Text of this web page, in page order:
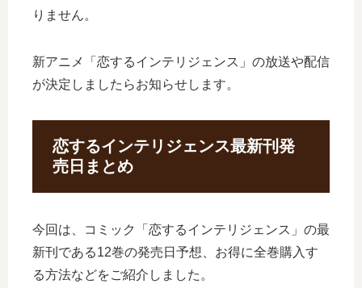
りません。
新アニメ「恋するインテリジェンス」の放送や配信
が決定しましたらお知らせします。
恋するインテリジェンス最新刊発
売日まとめ
今回は、コミック「恋するインテリジェンス」の最
新刊である12巻の発売日予想、お得に全巻購入す
る方法などをご紹介しました。